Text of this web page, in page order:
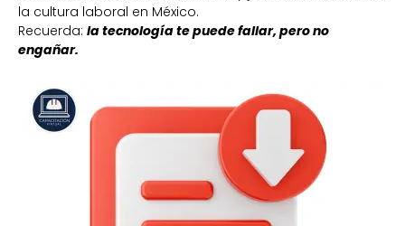
la cultura laboral en México.
Recuerda: la tecnología te puede fallar, pero no
engañar.